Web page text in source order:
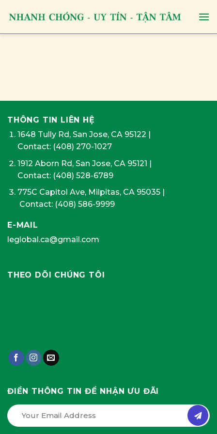
THÔNG TIN LIÊN HỆ
1648 Tully Rd, San Jose, CA 95122 |
Contact: (408) 270-1027
1912 Aborn Rd, San Jose, CA 95121 |
Contact: (408) 528-6789
775C Capitol Ave, Milpitas, CA 95035|
Contact: (408) 586-9999
E-MAIL
leglobal.ca@gmail.com
THEO DÕI CHÚNG TÔI
ĐIỀN THÔNG TIN ĐỂ NHẬN ƯU ĐÃI